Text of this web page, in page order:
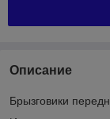
Описание
Брызговики